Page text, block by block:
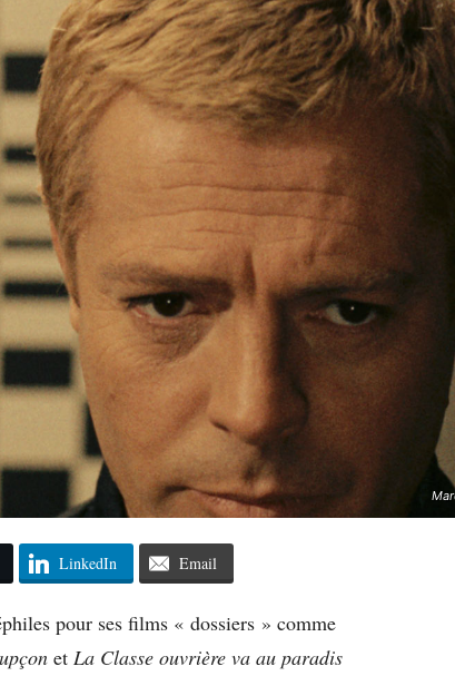
LinkedIn Email
pour ses films « dossiers » comme
et La Classe ouvrière va au paradis